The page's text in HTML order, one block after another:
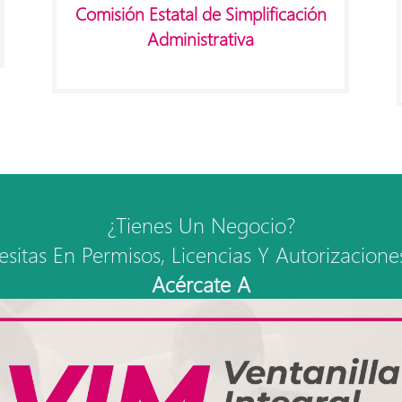
Comisión Estatal de Simplificación
Administrativa
¿Tienes Un Negocio?
En Permisos, Licencias Y
Acércate A